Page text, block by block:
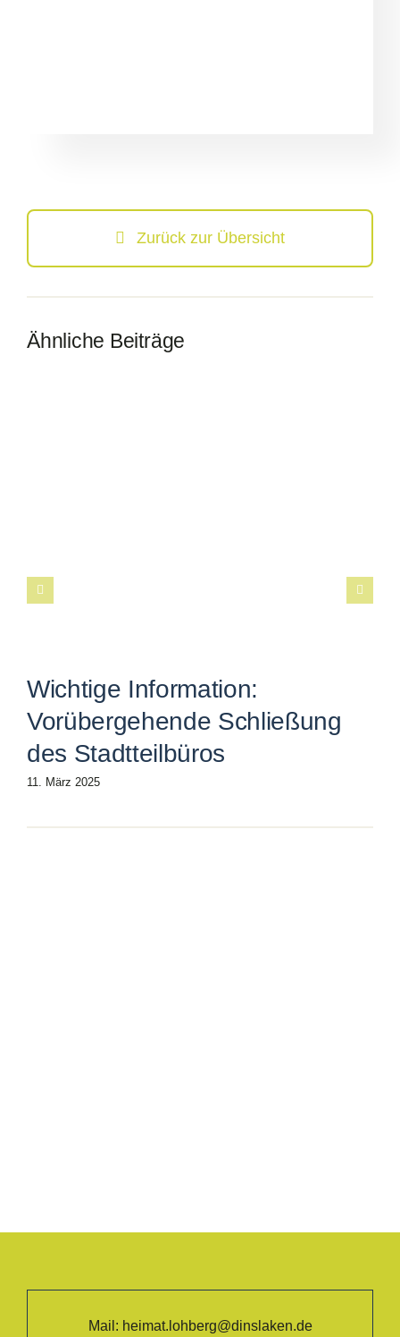
Zurück zur Übersicht
Ähnliche Beiträge
Wichtige Information:
Vorübergehende Schließung
des Stadtteilbüros
11. März 2025
Mail: heimat.lohberg@dinslaken.de